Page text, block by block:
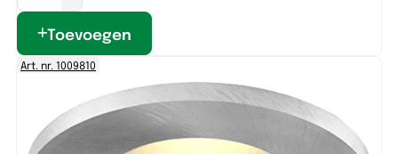
Toevoegen
Art. nr. 1009810